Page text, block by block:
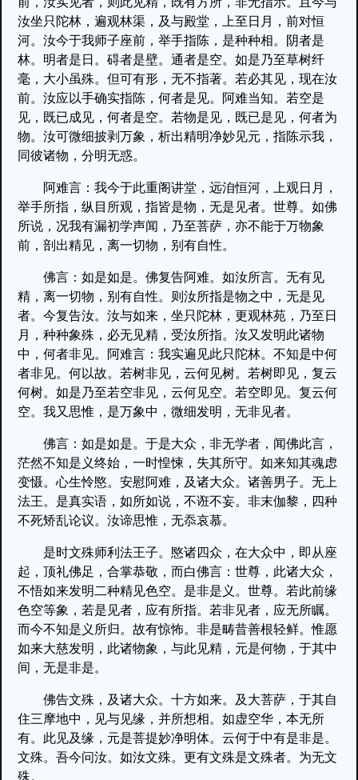
汝坐只陀林，遍观林渠，及与殿堂，上至日月，前对恒
河。汝今于我师子座前，举手指陈，是种种相。阴者是
林。明者是日。碍者是壁。通者是空。如是乃至草树纤
毫，大小虽殊。但可有形，无不指著。若必其见，现在汝
前。汝应以手确实指陈，何者是见。阿难当知。若空是
见，既已成见，何者是空。若物是见，既已是见，何者为
物。汝可微细披剥万象，析出精明净妙见元，指陈示我，
同彼诸物，分明无惑。
阿难言：我今于此重阁讲堂，远洎恒河，上观日月，
举手所指，纵目所观，指皆是物，无是见者。世尊。如佛
所说，况我有漏初学声闻，乃至菩萨，亦不能于万物象
前，剖出精见，离一切物，别有自性。
佛言：如是如是。佛复告阿难。如汝所言。无有见
精，离一切物，别有自性。则汝所指是物之中，无是见
者。今复告汝。汝与如来，坐只陀林，更观林苑，乃至日
月，种种象殊，必无见精，受汝所指。汝又发明此诸物
中，何者非见。阿难言：我实遍见此只陀林。不知是中何
者非见。何以故。若树非见，云何见树。若树即见，复云
何树。如是乃至若空非见，云何见空。若空即见。复云何
空。我又思惟，是万象中，微细发明，无非见者。
佛言：如是如是。于是大众，非无学者，闻佛此言，
茫然不知是义终始，一时惶悚，失其所守。如来知其魂虑
变慑。心生怜愍。安慰阿难，及诸大众。诸善男子。无上
法王。是真实语，如所如说，不诳不妄。非末伽黎，四种
不死矫乱论议。汝谛思惟，无忝哀慕。
是时文殊师利法王子。愍诸四众，在大众中，即从座
起，顶礼佛足，合掌恭敬，而白佛言：世尊，此诸大众，
不悟如来发明二种精见色空。是非是义。世尊。若此前缘
色空等象，若是见者，应有所指。若非见者，应无所瞩。
而今不知是义所归。故有惊怖。非是畴昔善根轻鲜。惟愿
如来大慈发明，此诸物象，与此见精，元是何物，于其中
间，无是非是。
佛告文殊，及诸大众。十方如来。及大菩萨，于其自
住三摩地中，见与见缘，并所想相。如虚空华，本无所
有。此见及缘，元是菩提妙净明体。云何于中有是非是。
文殊。吾今问汝。如汝文殊。更有文殊是文殊者。为无文
殊。